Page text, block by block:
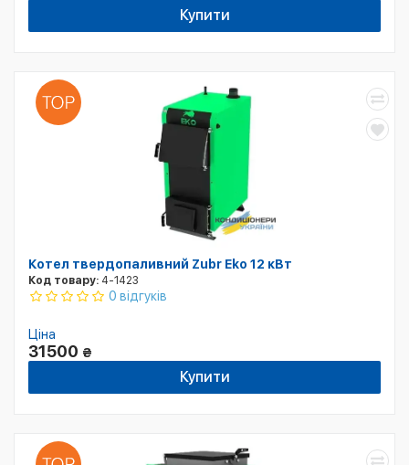
Купити
Котел твердопаливний Zubr Eko 12 кВт
Код товару: 4-1423
0 відгуків
Ціна
31500 ₴
Купити